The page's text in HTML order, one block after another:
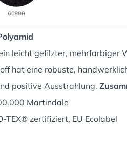
leicht gefilzter, mehrfarbiger
hat eine robuste,
positive Ausstrahlung.
Martindale
TEX® zertifiziert, EU Ecolabel